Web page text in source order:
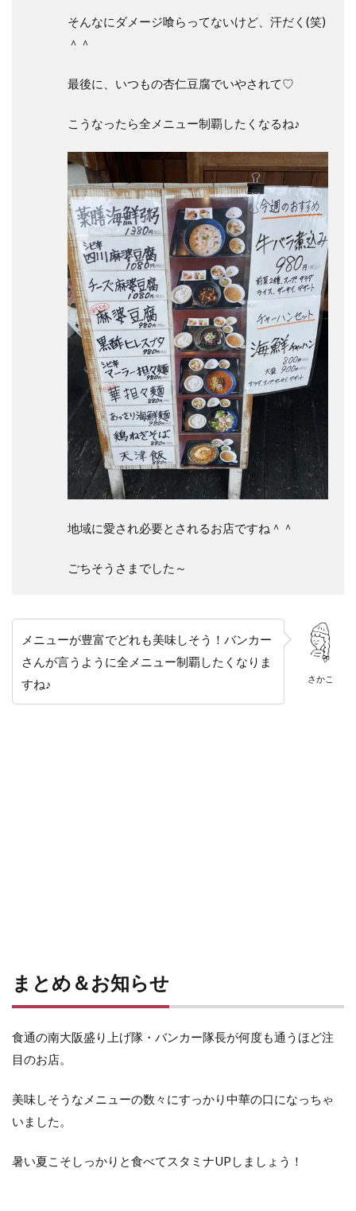
そんなにダメージ喰らってないけど、汗だく(笑)
＾＾
最後に、いつもの杏仁豆腐でいやされて♡
こうなったら全メニュー制覇したくなるね♪
地域に愛され必要とされるお店ですね＾＾
ごちそうさまでした～
さかこ
メニューが豊富でどれも美味しそう！バンカー
さんが言うように全メニュー制覇したくなりま
すね♪
まとめ＆お知らせ
食通の南大阪盛り上げ隊・バンカー隊長が何度も通うほど注
目のお店。
美味しそうなメニューの数々にすっかり中華の口になっちゃ
いました。
暑い夏こそしっかりと食べてスタミナUPしましょう！